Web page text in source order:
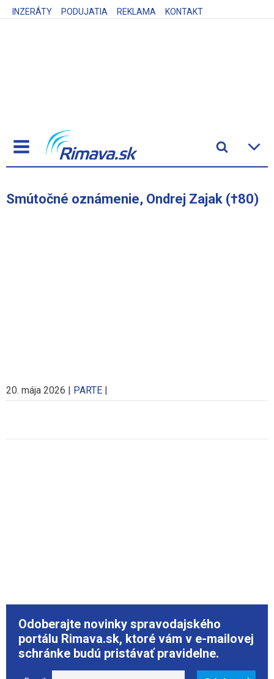
INZERÁTY PODUJATIA REKLAMA KONTAKT
Smútočné oznámenie, Ondrej Zajak (†80)
20. mája 2026 | PARTE |
Odoberajte novinky spravodajského
portálu Rimava.sk, ktoré vám v e-mailovej
schránke budú pristávať pravidelne.